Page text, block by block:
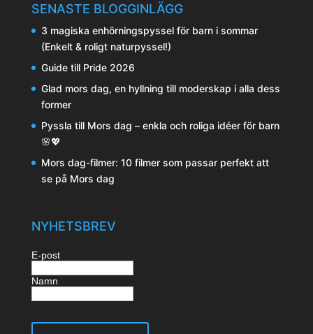
SENASTE BLOGGINLÄGG
3 magiska enhörningspyssel för barn i sommar
(Enkelt & roligt naturpyssel!)
Guide till Pride 2026
Glad mors dag, en hyllning till moderskap i alla dess
former
Pyssla till Mors dag – enkla och roliga idéer för barn
🌸💖
Mors dag-filmer: 10 filmer som passar perfekt att
se på Mors dag
NYHETSBREV
E-post
Namn